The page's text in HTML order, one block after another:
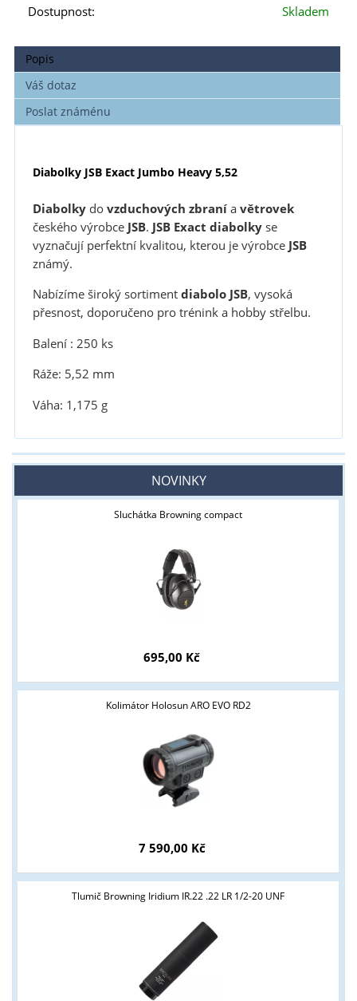
Dostupnost:
Skladem
Popis
Váš dotaz
Poslat známénu
Diabolky JSB Exact Jumbo Heavy 5,52
Diabolky dovzduchových zbraníavětrovek
českého výrobce JSB. JSB Exact diabolkyse
vyznačují perfektní kvalitou, kterou je výrobce JSB
známý.
Nabízíme široký sortimentdiabolo JSB, vysoká
přesnost, doporučeno pro trénink a hobby střelbu.
Balení : 250 ks
Ráže: 5,52 mm
Váha: 1,175 g
NOVINKY
Sluchátka Browning compact
695,00 Kč
Kolimátor Holosun ARO EVO RD2
7 590,00 Kč
Tlumič Browning Iridium IR.22 .22 LR 1/2-20 UNF